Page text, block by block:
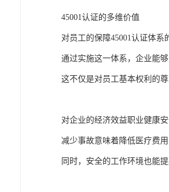
45001认证的多维价值
对员工的保障45001认证体系
通过实施这一体系，企业能
这不仅是对员工基本权利的
对企业的经济效益职业健康
减少事故意味着降低医疗费
同时，安全的工作环境也能